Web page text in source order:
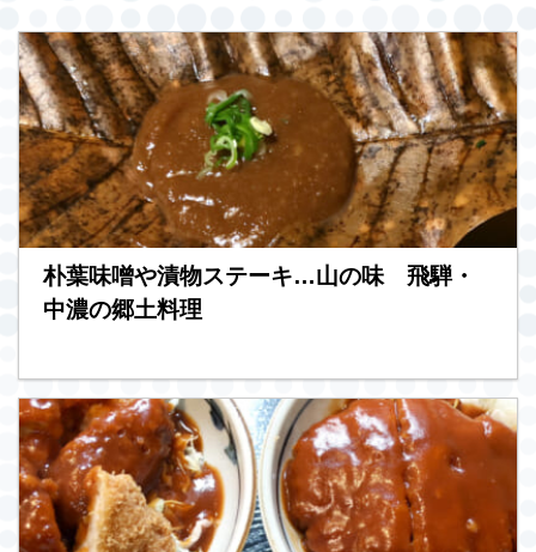
朴葉味噌や漬物ステーキ…山の味 飛騨・
中濃の郷土料理